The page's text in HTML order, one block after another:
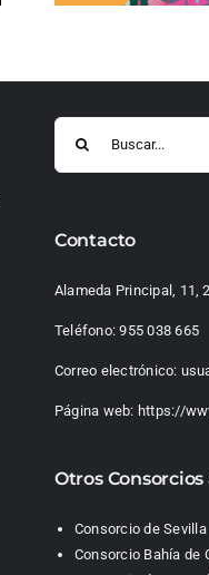
Contacto
Alameda Principal, 11,
Teléfono:955 038 665
Correo electrónico:
Página web: https://
Otros
Consorcio de Sevilla
Consorcio Bahía de